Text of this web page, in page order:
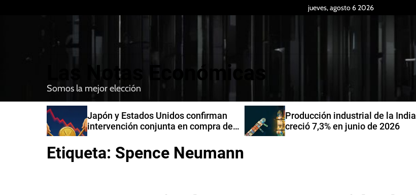
jueves, agosto 6 2026
Las Notas Económicas
Somos la mejor elección
Japón y Estados Unidos confirman
intervención conjunta en compra de
Producción industrial de la India
creció 7,3% en junio de 2026
Etiqueta: Spence Neumann